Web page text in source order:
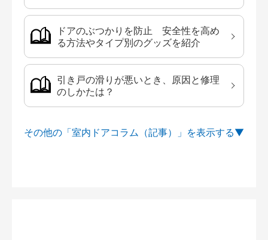
ドアのぶつかりを防止 安全性を高め
る方法やタイプ別のグッズを紹介
引き戸の滑りが悪いとき、原因と修理
のしかたは？
その他の「室内ドアコラム（記事）」を